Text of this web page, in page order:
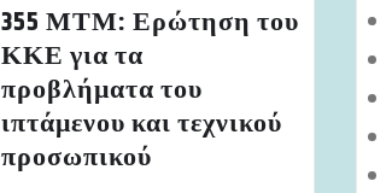
355 ΜΤΜ: Ερώτηση του
ΚΚΕ για τα
προβλήματα του
ιπτάμενου και τεχνικού
προσωπικού